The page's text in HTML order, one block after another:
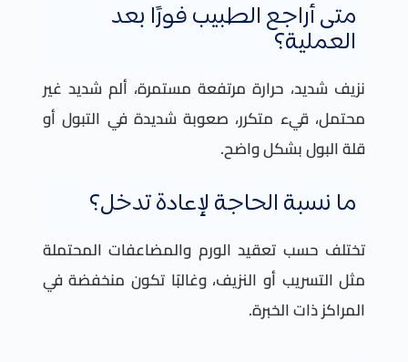
متى أراجع الطبيب فورًا بعد
العملية؟
نزيف شديد، حرارة مرتفعة مستمرة، ألم شديد غير
محتمل، قيء متكرر، صعوبة شديدة في التبول أو
قلة البول بشكل واضح.
ما نسبة الحاجة لإعادة تدخل؟
تختلف حسب تعقيد الورم والمضاعفات المحتملة
مثل التسريب أو النزيف، وغالبًا تكون منخفضة في
المراكز ذات الخبرة.